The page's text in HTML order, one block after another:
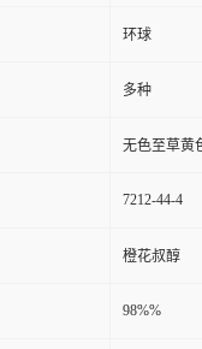
环球
多种
无色至草黄
7212-44-4
橙花叔醇
98%%